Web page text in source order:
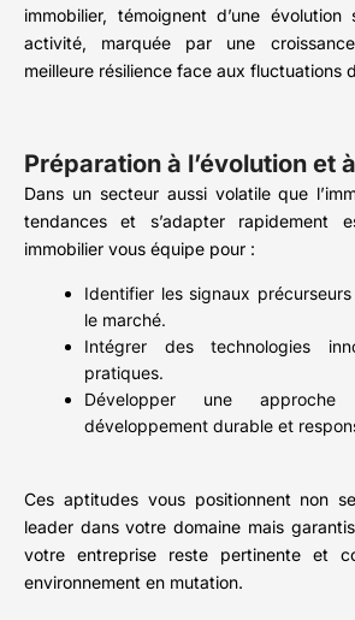
immobilier, témoignent d’une
activité, marquée par une
meilleure résilience face aux fluctuations
Préparation à l’évolution et
Dans un secteur aussi volatile que
tendances et s’adapter rapidement
immobilier vous équipe pour :
Identifier les signaux
le marché.
Intégrer des technologies
pratiques.
Développer une
développement durable et
Ces aptitudes vous positionnent non
leader dans votre domaine mais
votre entreprise reste pertinente et
environnement en mutation.